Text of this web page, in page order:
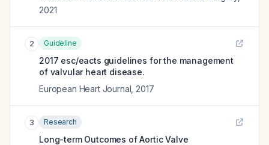
2021
2 Guideline
2017 esc/eacts guidelines for the management
of valvular heart disease.
European Heart Journal 2017
3 Research
Long-term Outcomes of Aortic Valve